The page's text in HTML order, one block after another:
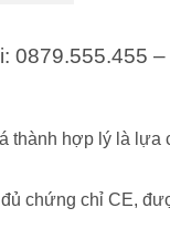
0879.555.455 –
thành hợp lý là lựa
chứng chỉ CE,